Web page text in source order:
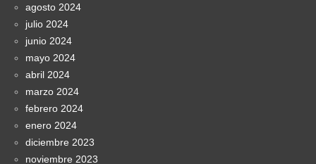
agosto 2024
julio 2024
junio 2024
mayo 2024
abril 2024
marzo 2024
febrero 2024
enero 2024
diciembre 2023
noviembre 2023